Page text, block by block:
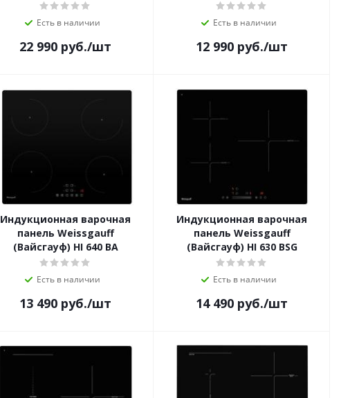
Есть в наличии
22 990 руб./шт
Есть в наличии
12 990 руб./шт
Индукционная варочная
панель Weissgauff
(Вайсгауф) HI 640 BA
Есть в наличии
13 490 руб./шт
Индукционная варочная
панель Weissgauff
(Вайсгауф) HI 630 BSG
Есть в наличии
14 490 руб./шт